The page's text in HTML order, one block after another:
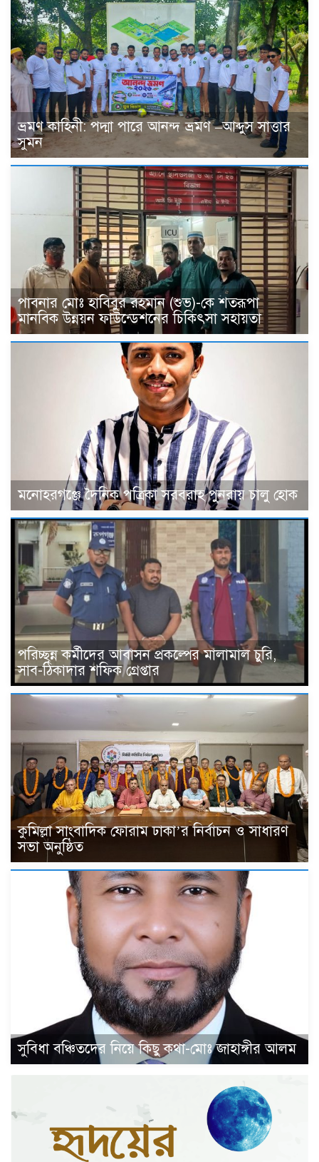
ভ্রমণ কাহিনী: পদ্মা পারে আনন্দ ভ্রমণ –আব্দুস সাত্তার
সুমন
পাবনার মোঃ হাবিবুর রহমান (শুভ)-কে শতরূপা
মানবিক উন্নয়ন ফাউন্ডেশনের চিকিৎসা সহায়তা
মনোহরগঞ্জে দৈনিক পত্রিকা সরবরাহ পুনরায় চালু হোক
পরিচ্ছন্ন কর্মীদের আবাসন প্রকল্পের মালামাল চুরি,
সাব-ঠিকাদার শফিক গ্রেপ্তার
কুমিল্লা সাংবাদিক ফোরাম ঢাকা’র নির্বাচন ও সাধারণ
সভা অনুষ্ঠিত
সুবিধা বঞ্চিতদের নিয়ে কিছু কথা-মোঃ জাহাঙ্গীর আলম